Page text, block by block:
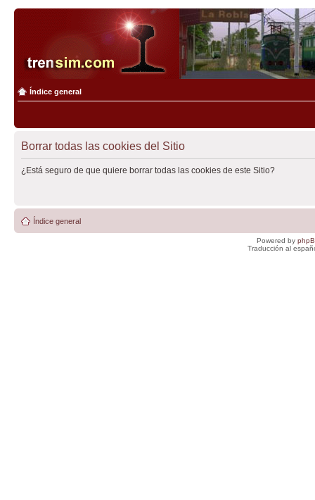
Índice general
Borrar todas las cookies del Sitio
¿Está seguro de que quiere borrar todas las cookies de este Sitio?
Índice general
Powered by
Traducción al